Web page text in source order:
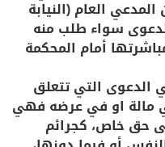
العام (النيابة
سواء طلب منه
أمام المحكمة
الدعوى التي تتعلق
مالة او في عرضه فهي
حق خاص، كجرائم